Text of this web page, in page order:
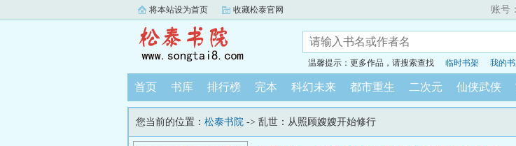
将本站设为首页 收藏松泰官网 账号：
温馨提示：更多作品，请搜索查找 临时书架 我的
首页 书库 排行榜 完本 科幻未来 都市重生 二次元 仙侠武侠
您当前的位置： 松泰书院 -> 乱世：从照顾嫂嫂开始修行